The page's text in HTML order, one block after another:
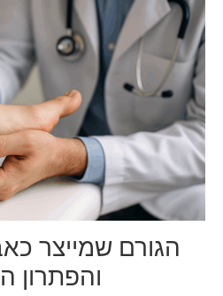
הגורם שמייצר
והפתרון